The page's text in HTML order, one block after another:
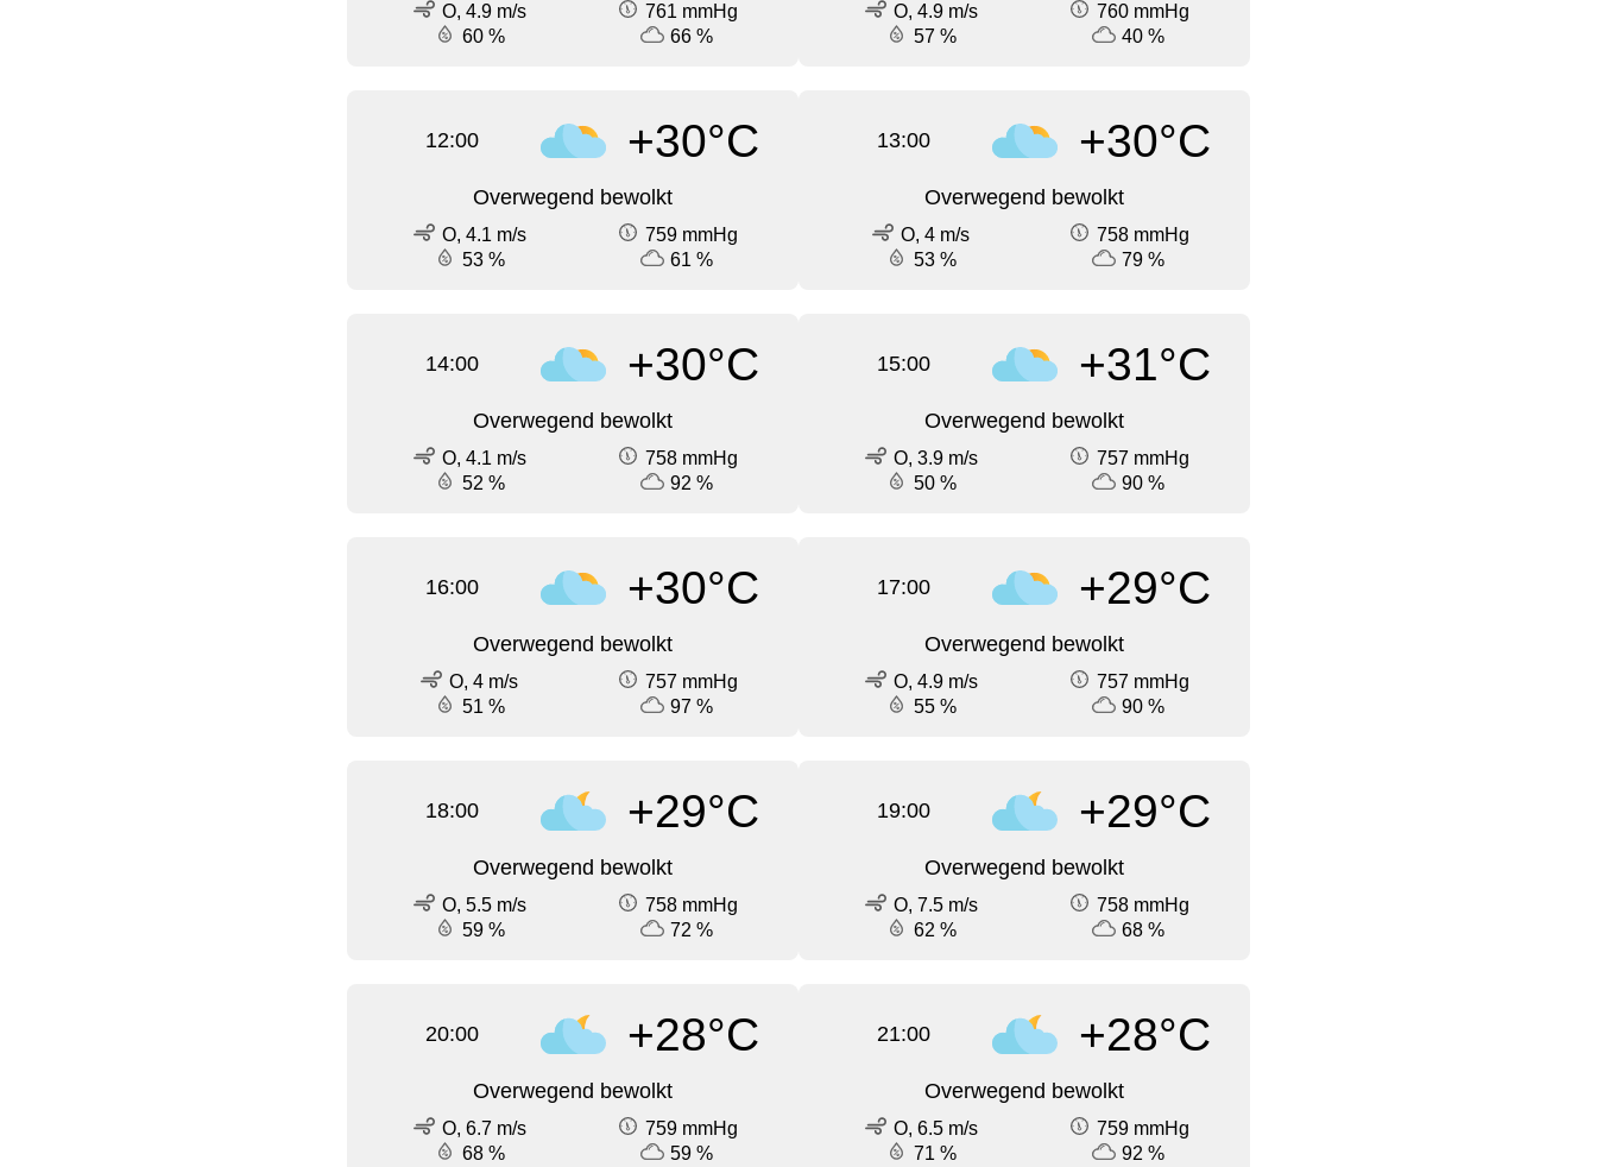
O, 4.9 m/s
761 mmHg
60 %
66 %
O, 4.9 m/s
760 mmHg
57 %
40 %
12:00 +30°C
Overwegend bewolkt
O, 4.1 m/s
759 mmHg
53 %
61 %
13:00 +30°C
Overwegend bewolkt
O, 4 m/s
758 mmHg
53 %
79 %
14:00 +30°C
Overwegend bewolkt
O, 4.1 m/s
758 mmHg
52 %
92 %
15:00 +31°C
Overwegend bewolkt
O, 3.9 m/s
757 mmHg
50 %
90 %
16:00 +30°C
Overwegend bewolkt
O, 4 m/s
757 mmHg
51 %
97 %
17:00 +29°C
Overwegend bewolkt
O, 4.9 m/s
757 mmHg
55 %
90 %
18:00 +29°C
Overwegend bewolkt
O, 5.5 m/s
758 mmHg
59 %
72 %
19:00 +29°C
Overwegend bewolkt
O, 7.5 m/s
758 mmHg
62 %
68 %
20:00 +28°C
Overwegend bewolkt
O, 6.7 m/s
759 mmHg
68 %
59 %
21:00 +28°C
Overwegend bewolkt
O, 6.5 m/s
759 mmHg
71 %
92 %